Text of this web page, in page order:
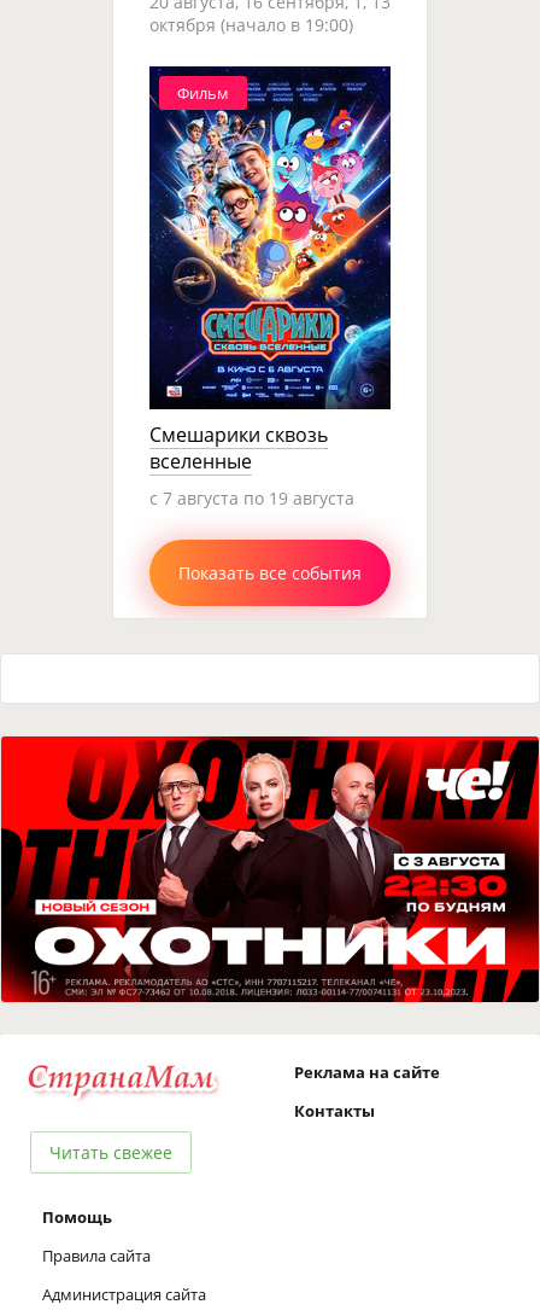
октября (начало в 19:00)
Фильм
Смешарики сквозь
вселенные
c 7 августа по 19 августа
Показать все события
Читать свежее
Реклама на сайте
Контакты
Помощь
Правила сайта
Администрация сайта